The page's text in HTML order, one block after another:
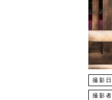
撮影日
撮影者